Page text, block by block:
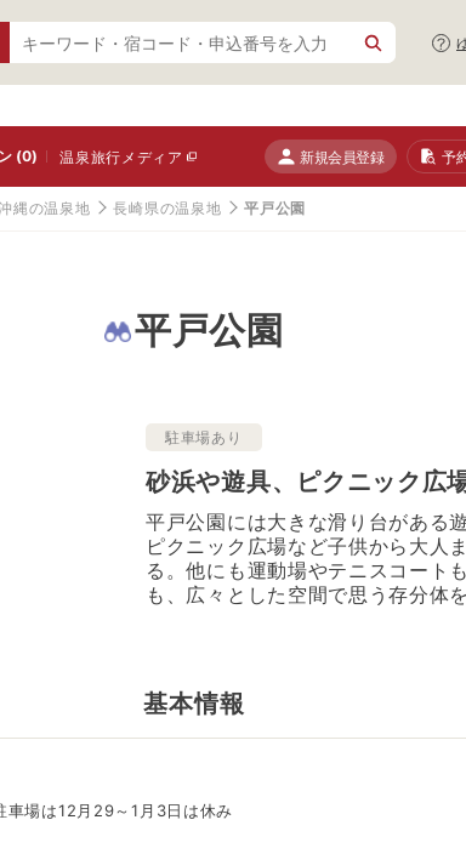
(0) 温泉旅行メディア 新規会員登録 予
縄の温泉地 長崎県の温泉地 平戸公園
平戸公園
駐車場あり
砂浜や遊具、ピクニック広
平戸公園には大きな滑り台がある
ピクニック広場など子供から大人
る。他にも運動場やテニスコート
も、広々とした空間で思う存分体
基本情報
車場は12月29～1月3日は休み